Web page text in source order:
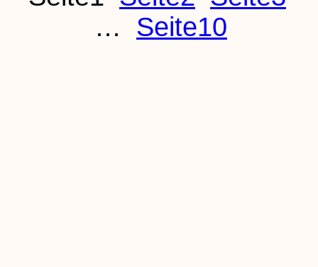
…
Seite10